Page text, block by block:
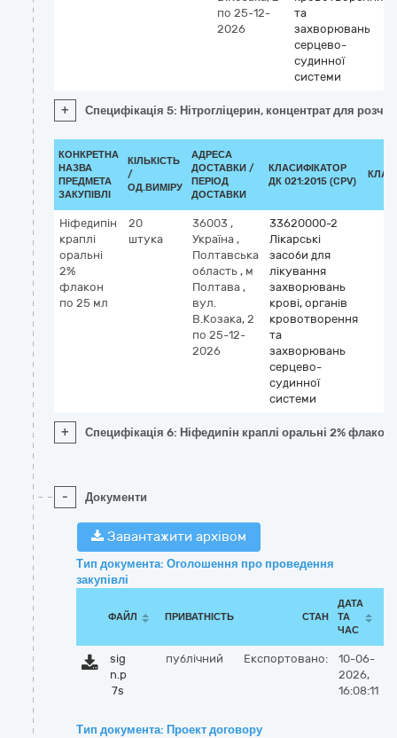
по 25-12-
2026
та
захворювань
серцево-
судинної
системи
+ Специфікація 5: Нітрогліцерин, концентрат для
КОНКРЕТНА
НАЗВА
ПРЕДМЕТА
ЗАКУПІВЛІ
КІЛЬКІСТЬ
/
ОД.ВИМІРУ
АДРЕСА
ДОСТАВКИ /
ПЕРІОД
ДОСТАВКИ
КЛАСИФІКАТОР
ДК 021:2015 (CPV)
Ніфедипін
краплі
оральні
2%
флакон
по 25 мл
20
штука
36003 ,
Україна ,
Полтавська
область , м
Полтава ,
вул.
В.Козака, 2
по 25-12-
2026
33620000-2
Лікарські
засоби для
лікування
захворювань
крові, органів
кровотворення
та
захворювань
серцево-
судинної
системи
+ Специфікація 6: Ніфедипін краплі оральні 2%
- Документи
Завантажити архівом
Тип документа: Оголошення про проведення
закупівлі
ФАЙЛ ПРИВАТНІСТЬ СТАН
ДАТА
ТА
ЧАС
sig
n.p
7s
публічний Експортовано:
10-06-
2026,
16:08:11
Тип документа: Проект договору